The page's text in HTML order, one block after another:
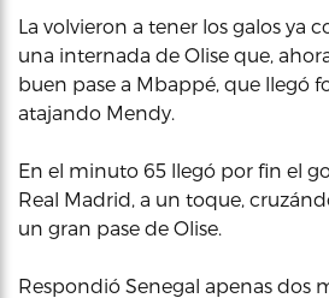
La volvieron a tener los galos ya
una internada de Olise que,
buen pase a Mbappé, que llegó
atajando Mendy.
En el minuto 65 llegó por fin el
Real Madrid, a un toque,
un gran pase de Olise.
Respondió Senegal apenas dos